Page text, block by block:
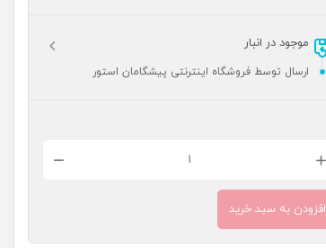
موجود در انبار
ارسال توسط فروشگاه اینترنتی پیشگامان استور
افزودن به سبد خرید